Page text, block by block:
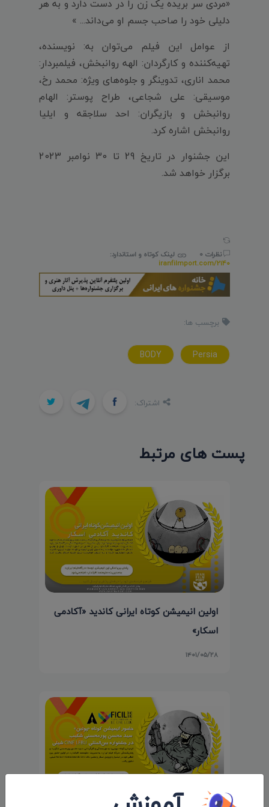
«مردی سر بریده یک زن را در دست دارد و به هر
دلیلی خود را صاحب جسم او می‌داند... »
از عوامل این فیلم می‌توان به: نویسنده،
تهیه‌کننده و کارگردان: الهه روانبخش، فیلمبردار:
محمد اناری، تدوینگر و جلوه‌های ویژه: محمد رخ،
موسیقی: علی شجاعی، طراح پوستر: الهام
روانبخش و بازیگران: احد سلاجقه و ایلیا
روانبخش اشاره کرد.
این جشنوار در تاریخ 29 تا 30 نوامبر 2023
برگزار خواهد شد.
نظرات 0
لینک کوتاه و استاندارد:
iranfilmport.com/2140
برچسب ها:
Persia
BODY
اشتراک:
پست های مرتبط
اولین انیمیشن کوتاه ایرانی کاندید «آکادمی
اسکار»
۱۴۰۱/۰۵/۲۸